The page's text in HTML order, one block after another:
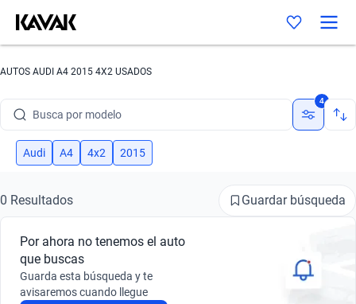
AUTOS AUDI A4 2015 4X2 USADOS
Busca por modelo
Busca por versión
Busca por marca
Busca por modelo
Busca por versión
4
Audi A4 4x2 2015
0 Resultados Guardar búsqueda
Por ahora no tenemos el auto
que buscas
Guarda esta búsqueda y te
avisaremos cuando llegue